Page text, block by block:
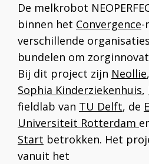
De melkrobot
binnen het Convergence-
verschillende
bundelen om
Bij dit project zijn Neollie,
Sophia Kinderziekenhuis,
fieldlab van TU Delft, de
Universiteit Rotterdam
Start betrokken. Het
vanuit het